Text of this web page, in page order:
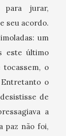
para jurar,
seu acordo.
um
este último
tocassem, o
o
de
a
paz não foi,